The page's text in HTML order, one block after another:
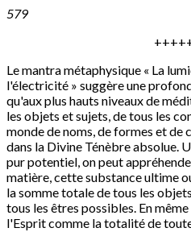
579
Le mantra métaphysique « La
l'électricité » suggère une
qu'aux plus hauts niveaux de
les objets et sujets, de tous les
monde de noms, de formes et de
dans la Divine Ténèbre absolue.
pur potentiel, on peut
matière, cette substance ultime
la somme totale de tous les
tous les êtres possibles. En
l'Esprit comme la totalité de